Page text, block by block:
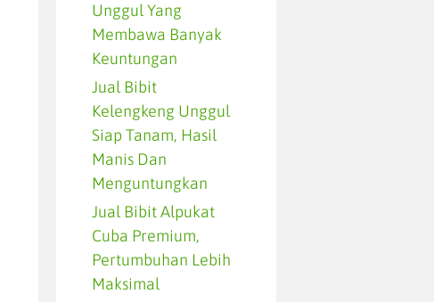
Unggul Yang
Membawa Banyak
Keuntungan
Jual Bibit
Kelengkeng Unggul
Siap Tanam, Hasil
Manis Dan
Menguntungkan
Jual Bibit Alpukat
Cuba Premium,
Pertumbuhan Lebih
Maksimal